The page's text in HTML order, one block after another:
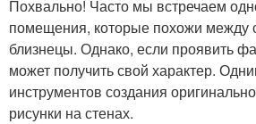
Похвально! Часто мы встречаем
помещения, которые похожи между
близнецы. Однако, если проявить
может получить свой характер.
инструментов создания
рисунки на стенах.